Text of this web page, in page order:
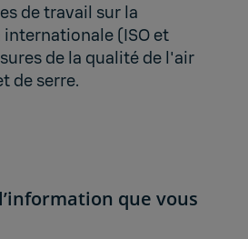
de travail sur la
(ISO et
de la qualité de l'air
de serre.
que vous